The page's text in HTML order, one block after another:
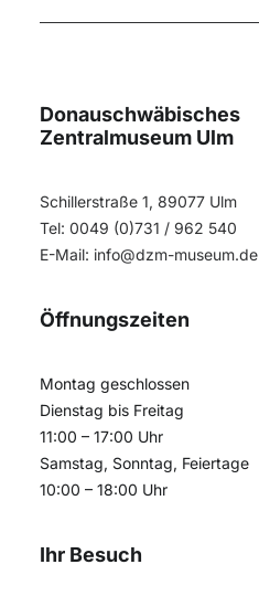
Donauschwäbisches
Zentralmuseum Ulm
Schillerstraße 1, 89077 Ulm
Tel: 0049 (0)731 / 962 540
E-Mail: info@dzm-museum.de
Öffnungszeiten
Montag geschlossen
Dienstag bis Freitag
11:00 – 17:00 Uhr
Samstag, Sonntag, Feiertage
10:00 – 18:00 Uhr
Ihr Besuch